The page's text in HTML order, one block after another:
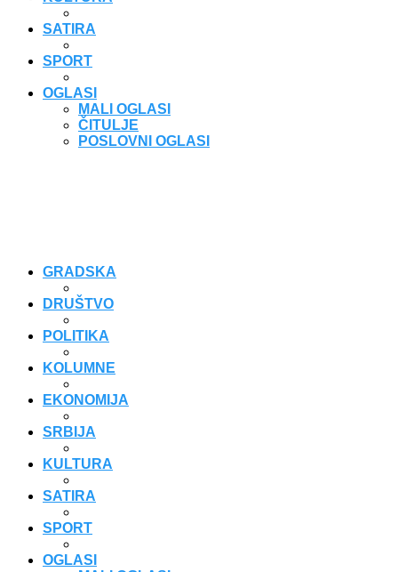
SATIRA
SPORT
OGLASI
MALI OGLASI
ČITULJE
POSLOVNI OGLASI
GRADSKA
DRUŠTVO
POLITIKA
KOLUMNE
EKONOMIJA
SRBIJA
KULTURA
SATIRA
SPORT
OGLASI